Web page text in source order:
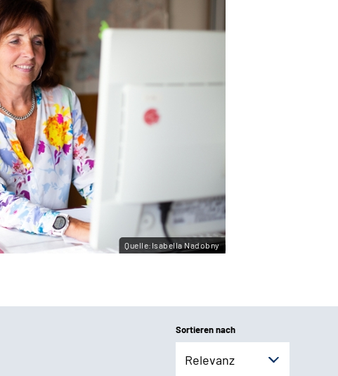
Quelle:Isabella Nadobny
Sortieren nach
Relevanz